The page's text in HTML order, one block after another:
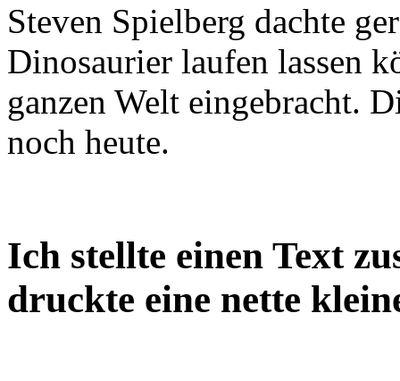
Steven Spielberg dachte
Dinosaurier laufen lassen
ganzen Welt eingebracht.
noch heute.
Ich stellte einen Text
druckte eine nette